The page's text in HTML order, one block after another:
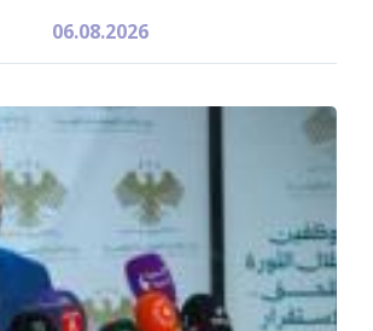
06.08.2026